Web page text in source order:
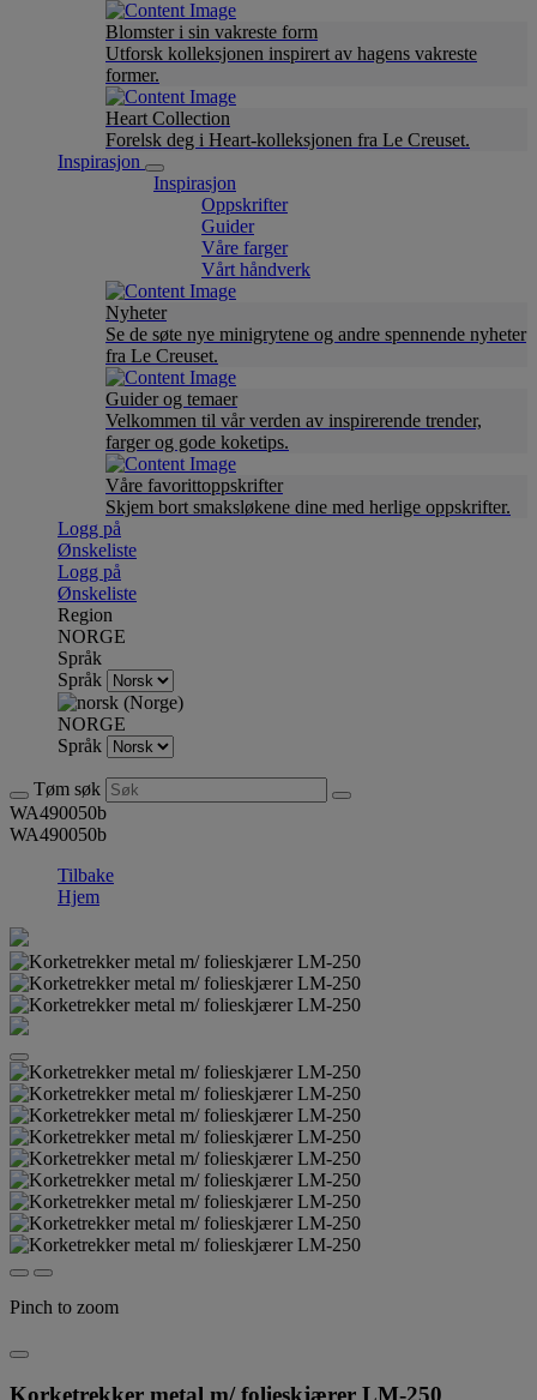
Blomster i sin vakreste form
Utforsk kolleksjonen inspirert av hagens vakreste
former.
Heart Collection
Forelsk deg i Heart-kolleksjonen fra Le Creuset.
Inspirasjon
Inspirasjon
Oppskrifter
Guider
Våre farger
Vårt håndverk
Nyheter
Se de søte nye minigrytene og andre spennende nyheter
fra Le Creuset.
Guider og temaer
Velkommen til vår verden av inspirerende trender,
farger og gode koketips.
Våre favorittoppskrifter
Skjem bort smaksløkene dine med herlige oppskrifter.
Logg på
Ønskeliste
Logg på
Ønskeliste
Region
NORGE
Språk
Språk
NORGE
Språk
Tøm søk
WA490050b
WA490050b
Tilbake
Hjem
Pinch to zoom
Korketrekker metal m/ folieskjærer LM-250